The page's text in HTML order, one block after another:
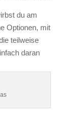
du am
Optionen, mit
teilweise
daran